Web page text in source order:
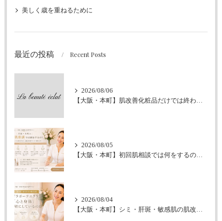
美しく歳を重ねるために
最近の投稿 Recent Posts
2026/08/06
2026/08/05
【大阪・本町】初回肌相談では何をするの？｜シミ・肝斑・敏感肌改善専門サロン
2026/08/04